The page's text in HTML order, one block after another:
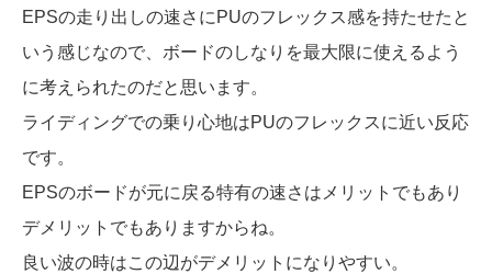
EPSの走り出しの速さにPUのフレックス感を持たせたと
いう感じなので、ボードのしなりを最大限に使えるよう
に考えられたのだと思います。
ライディングでの乗り心地はPUのフレックスに近い反応
です。
EPSのボードが元に戻る特有の速さはメリットでもあり
デメリットでもありますからね。
良い波の時はこの辺がデメリットになりやすい。